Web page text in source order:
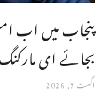
پنجاب میں اب
بجائے ای
اگست 7, 2026